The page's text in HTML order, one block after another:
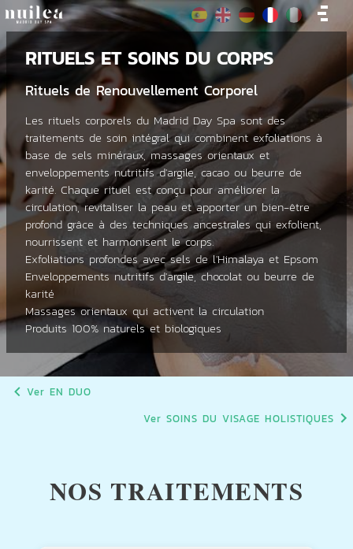
RITUELS ET SOINS DU CORPS
Rituels de Renouvellement Corporel
Les rituels corporels du Madrid Day Spa sont des
traitements de soin intégral qui combinent exfoliations à
base de sels minéraux, massages orientaux et
enveloppements nutritifs d'argile, cacao ou beurre de
karité. Chaque rituel est conçu pour améliorer la
circulation, revitaliser la peau et apporter un bien-être
profond grâce à des techniques ancestrales qui exfolient,
nourrissent et harmonisent le corps.
Exfoliations profondes avec sels de l'Himalaya et Epsom
Enveloppements nutritifs d'argile, chocolat ou beurre de
karité
Massages orientaux qui activent la circulation
Produits 100% naturels et biologiques
Ver EN DUO
Ver SOINS DU VISAGE HOLISTIQUES
NOS TRAITEMENTS